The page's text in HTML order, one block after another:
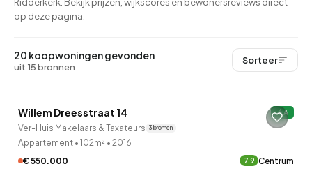
op deze pagina.
20 koopwoningen gevonden
uit 15 bronnen
Sorteer
Willem Dreesstraat 14 A
Ver-Huis Makelaars & Taxateurs 3 bronnen
Appartement • 102m² • 2016
€ 550.000
7.9 Centrum